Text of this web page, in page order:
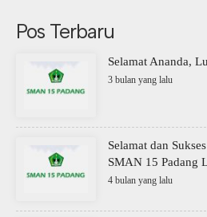
Pos Terbaru
Selamat Ananda,
3 bulan yang lalu
Selamat dan
SMAN 15 Padang
4 bulan yang lalu